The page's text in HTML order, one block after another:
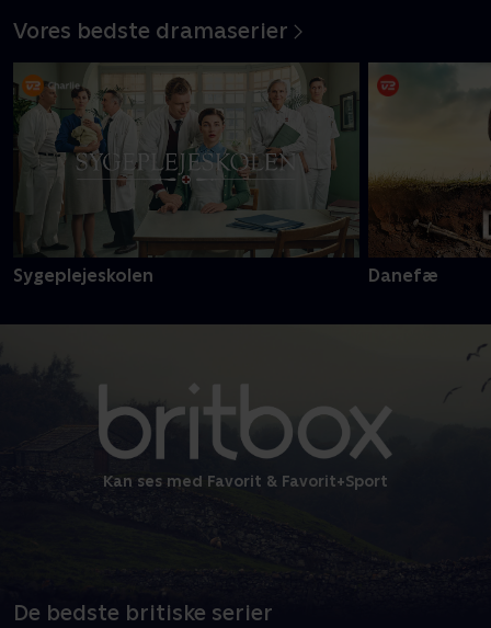
Vores bedste dramaserier
Sygeplejeskolen Danefæ
Kan ses med Favorit & Favorit+Sport
De bedste britiske serier